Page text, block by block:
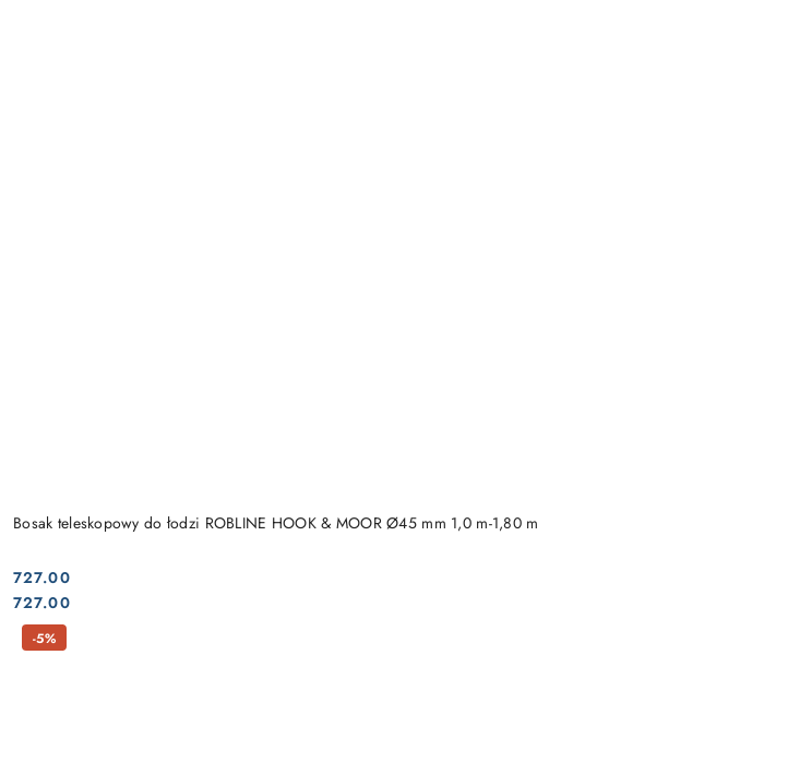
Bosak teleskopowy do łodzi ROBLINE HOOK & MOOR Ø45 mm 1,0 m-1,80 m
Cena:
727.00
Cena:
727.00
-5%